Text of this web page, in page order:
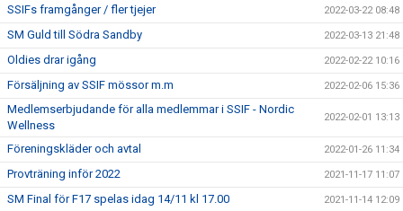
SSIFs framgånger / fler tjejer 2022-03-22 08:48
SM Guld till Södra Sandby 2022-03-13 21:48
Oldies drar igång 2022-02-22 10:16
Försäljning av SSIF mössor m.m 2022-02-06 15:36
Medlemserbjudande för alla medlemmar i SSIF - Nordic
Wellness
2022-02-01 13:13
Föreningskläder och avtal 2022-01-26 11:34
Provträning inför 2022 2021-11-17 11:07
SM Final för F17 spelas idag 14/11 kl 17.00 2021-11-14 12:09